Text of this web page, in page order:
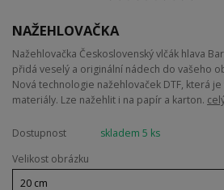
NAŽEHLOVAČKA
Nažehlovačka Československý vlčák hlava
přidá veselý a originální nádech do vašeho
Nová technologie nažehlovaček DTF, která
materiály. Lze nažehlit i na papír a karton.
Dostupnost
skladem 5 ks
Velikost obrázku